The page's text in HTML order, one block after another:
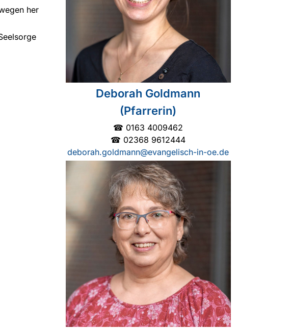
her
Deborah Goldmann
(Pfarrerin)
☎ 0163 4009462
☎ 02368 9612444
deborah.goldmann@evangelisch-in-oe.de